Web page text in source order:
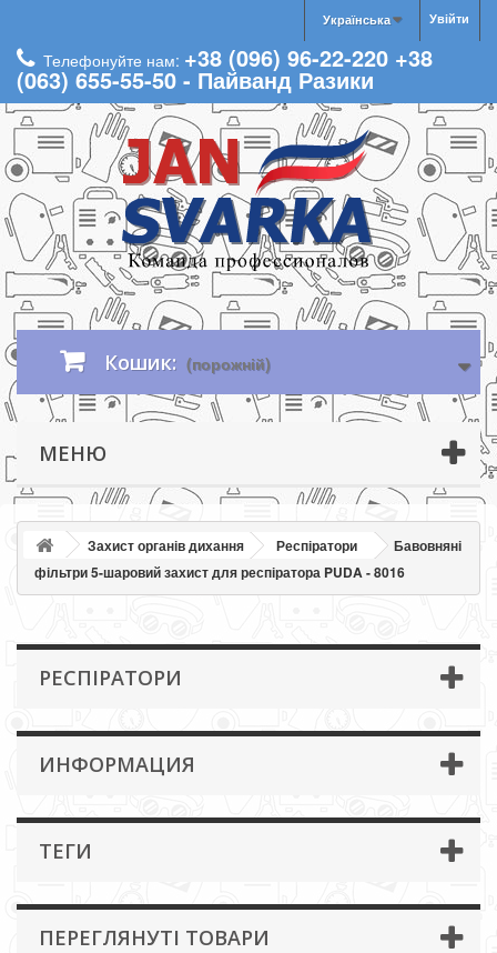
Увійти
Українська
Телефонуйте нам: +38 (096) 96-22-220 +38
(063) 655-55-50 - Пайванд Разики
Кошик: (порожній)
МЕНЮ
Захист органів дихання Респіратори
Бавовняні
фільтри 5-шаровий захист для респіратора PUDA - 8016
РЕСПІРАТОРИ
ИНФОРМАЦИЯ
ТЕГИ
ПЕРЕГЛЯНУТІ ТОВАРИ